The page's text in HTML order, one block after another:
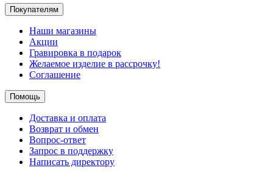
Покупателям
Наши магазины
Акции
Гравировка в подарок
Желаемое изделие в рассрочку!
Соглашение
Помощь
Доставка и оплата
Возврат и обмен
Вопрос-ответ
Запрос в поддержку
Написать директору